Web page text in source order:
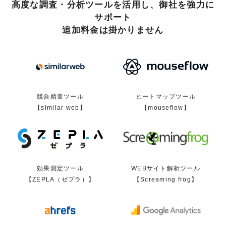
高度な調査・分析ツールを活用し、御社を強力に
サポート
追加料金は掛かりません
競合精査ツール
【similar web】
ヒートマップツール
【mouseflow】
効果測定ツール
【ZEPLA（ゼプラ）】
WEBサイト解析ツール
【Screaming frog】